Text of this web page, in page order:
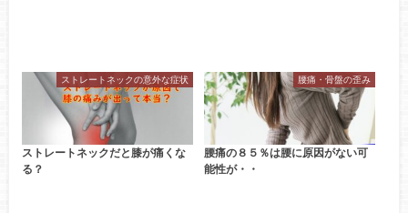
ストレートネックの意外な症状
ストレートネックだと膝が痛くな
る？
腰痛・骨盤の歪み
腰痛の８５％は腰に原因がない可
能性が・・